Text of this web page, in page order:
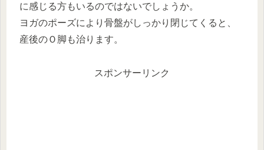
に感じる方もいるのではないでしょうか。
ヨガのポーズにより骨盤がしっかり閉じてくると、
産後のＯ脚も治ります。
スポンサーリンク